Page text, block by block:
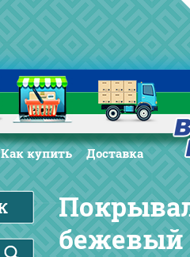
Как купить Доставка
бежевый